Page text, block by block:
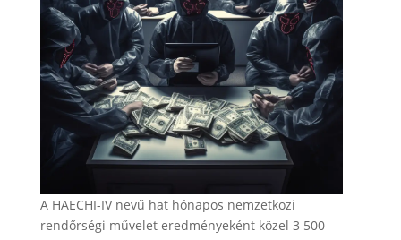
A HAECHI-IV nevű hat hónapos nemzetközi
rendőrségi művelet eredményeként közel 3 500